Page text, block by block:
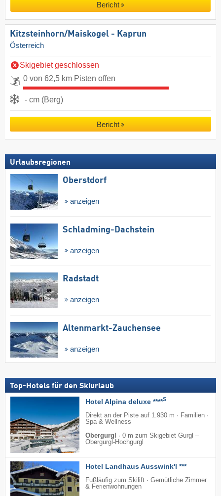
Bericht
Kitzsteinhorn/​Maiskogel - Kaprun
Österreich
Skigebiet geschlossen
0 von 62,5 km Pisten offen
- cm (Berg)
Bericht
Urlaubsregionen
Oberstdorf
anzeigen
Schladming-Dachstein
anzeigen
Radstadt
anzeigen
Altenmarkt-Zauchensee
anzeigen
Top-Hotels für den Skiurlaub
Hotel Alpina deluxe ****S
Direkt an der Piste auf 1.930 m · Familien ·
Spa & Wellness
Obergurgl
· 0 m zum Skigebiet Gurgl –
Obergurgl-Hochgurgl
Hotel Landhaus Ausswink'l ***
Fußläufig zum Skilift · Gemütliche Zimmer
& Ferienwohnungen